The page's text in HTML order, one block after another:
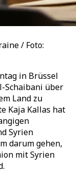
/ Foto:
in Brüssel
Schaibani über
Land zu
Kaja Kallas hat
Syrien
darum gehen,
mit Syrien